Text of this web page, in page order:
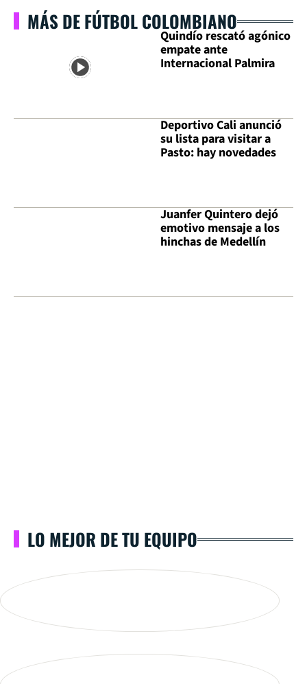
MÁS DE FÚTBOL COLOMBIANO
Quindío rescató agónico
empate ante
Internacional Palmira
Deportivo Cali anunció
su lista para visitar a
Pasto: hay novedades
Juanfer Quintero dejó
emotivo mensaje a los
hinchas de Medellín
LO MEJOR DE TU EQUIPO